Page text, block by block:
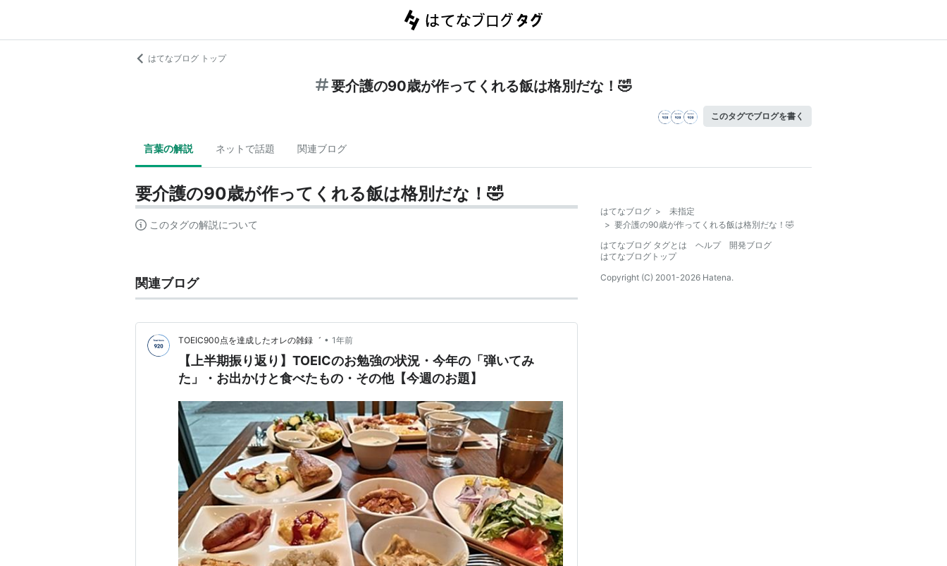
はてなブログ トップ
要介護の90歳が作ってくれる飯は格別だな！🤣
このタグでブログを書く
言葉の解説 ネットで話題 関連ブログ
要介護の90歳が作ってくれる飯は格別だな！🤣
このタグの解説について
関連ブログ
TOEIC900点を達成したオレの雑録゛ • 1年前
【上半期振り返り】TOEICのお勉強の状況・今年の「弾いてみ
た」・お出かけと食べたもの・その他【今週のお題】
はてなブログ >
未指定
> 要介護の90歳が作ってくれる飯は格別だな！🤣
はてなブログ タグとは
ヘルプ
開発ブログ
はてなブログトップ
Copyright (C) 2001-2026 Hatena.